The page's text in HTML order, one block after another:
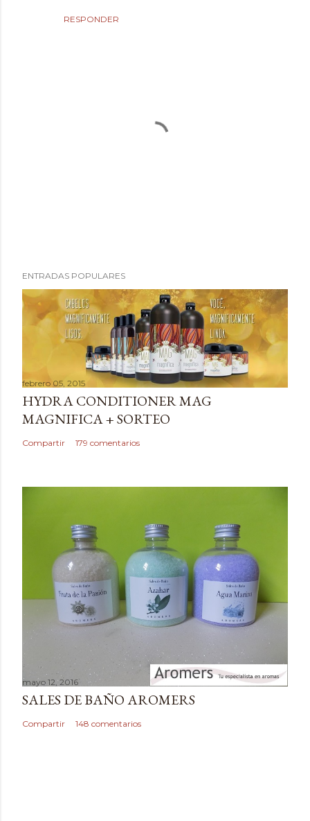
RESPONDER
u
b
a
r
u
n
c
o
ENTRADAS POPULARES
febrero 05, 2015
HYDRA CONDITIONER MAG
MAGNIFICA + SORTEO
Compartir 179 comentarios
mayo 12, 2016
SALES DE BAÑO AROMERS
Compartir 148 comentarios